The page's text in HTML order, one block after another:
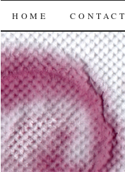
SKIP
TO
CONTENT
HOME CONTACT